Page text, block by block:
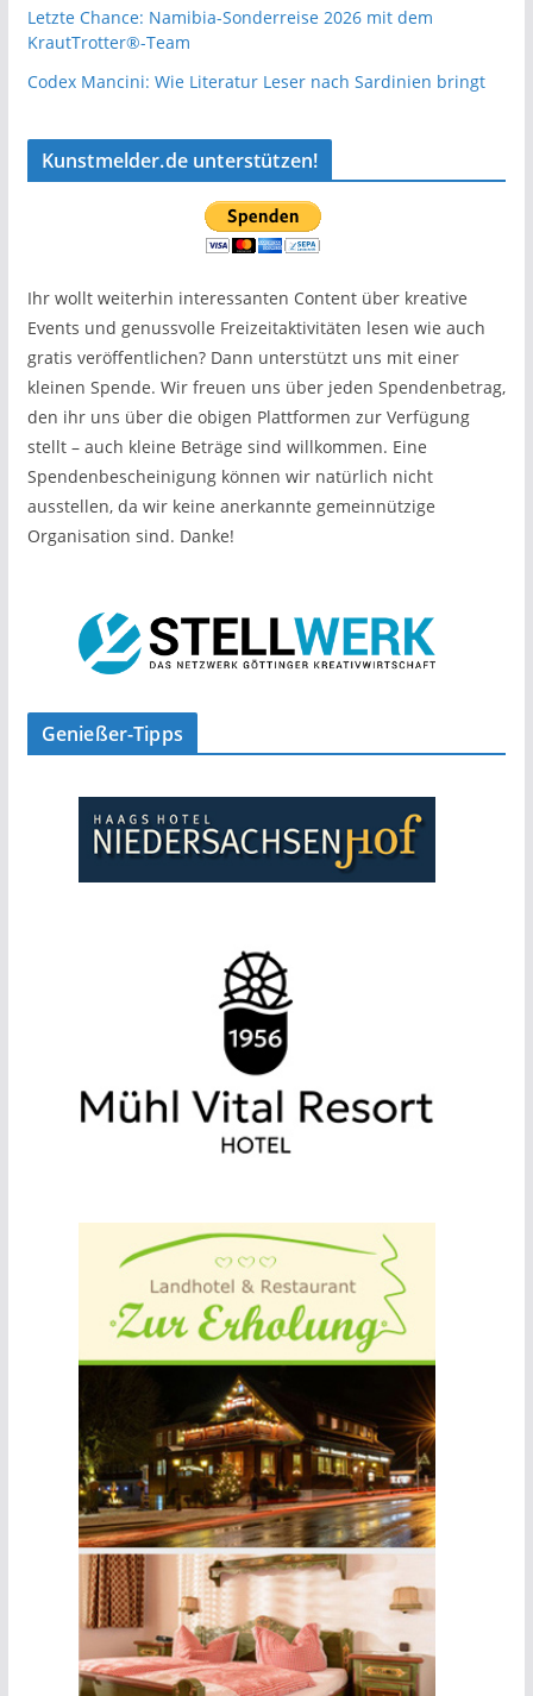
Letzte Chance: Namibia-Sonderreise 2026 mit dem
KrautTrotter®-Team
Codex Mancini: Wie Literatur Leser nach Sardinien bringt
Kunstmelder.de unterstützen!
Ihr wollt weiterhin interessanten Content über kreative
Events und genussvolle Freizeitaktivitäten lesen wie auch
gratis veröffentlichen? Dann unterstützt uns mit einer
kleinen Spende. Wir freuen uns über jeden Spendenbetrag,
den ihr uns über die obigen Plattformen zur Verfügung
stellt – auch kleine Beträge sind willkommen. Eine
Spendenbescheinigung können wir natürlich nicht
ausstellen, da wir keine anerkannte gemeinnützige
Organisation sind. Danke!
Genießer-Tipps